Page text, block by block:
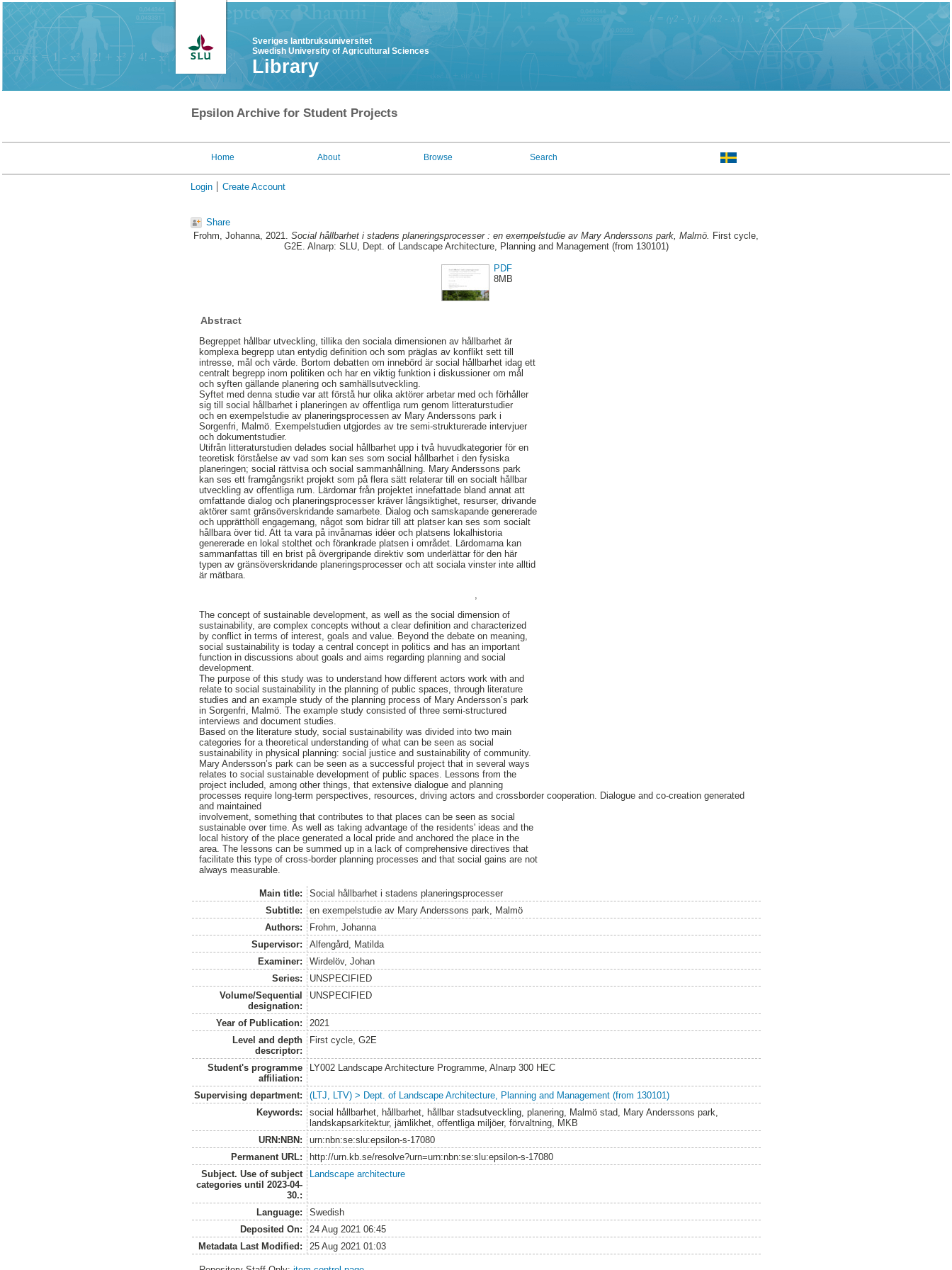
Sveriges lantbruksuniversitet
Swedish University of Agricultural Sciences
Library
Epsilon Archive for Student Projects
Home About Browse Search
Login Create Account
Share
Frohm, Johanna, 2021. Social hållbarhet i stadens planeringsprocesser : en exempelstudie av Mary Anderssons park, Malmö. First cycle,
G2E. Alnarp: SLU, Dept. of Landscape Architecture, Planning and Management (from 130101)
PDF
8MB
Abstract
Begreppet hållbar utveckling, tillika den sociala dimensionen av hållbarhet är
komplexa begrepp utan entydig definition och som präglas av konflikt sett till
intresse, mål och värde. Bortom debatten om innebörd är social hållbarhet idag ett
centralt begrepp inom politiken och har en viktig funktion i diskussioner om mål
och syften gällande planering och samhällsutveckling.
Syftet med denna studie var att förstå hur olika aktörer arbetar med och förhåller
sig till social hållbarhet i planeringen av offentliga rum genom litteraturstudier
och en exempelstudie av planeringsprocessen av Mary Anderssons park i
Sorgenfri, Malmö. Exempelstudien utgjordes av tre semi-strukturerade intervjuer
och dokumentstudier.
Utifrån litteraturstudien delades social hållbarhet upp i två huvudkategorier för en
teoretisk förståelse av vad som kan ses som social hållbarhet i den fysiska
planeringen; social rättvisa och social sammanhållning. Mary Anderssons park
kan ses ett framgångsrikt projekt som på flera sätt relaterar till en socialt hållbar
utveckling av offentliga rum. Lärdomar från projektet innefattade bland annat att
omfattande dialog och planeringsprocesser kräver långsiktighet, resurser, drivande
aktörer samt gränsöverskridande samarbete. Dialog och samskapande genererade
och upprätthöll engagemang, något som bidrar till att platser kan ses som socialt
hållbara över tid. Att ta vara på invånarnas idéer och platsens lokalhistoria
genererade en lokal stolthet och förankrade platsen i området. Lärdomarna kan
sammanfattas till en brist på övergripande direktiv som underlättar för den här
typen av gränsöverskridande planeringsprocesser och att sociala vinster inte alltid
är mätbara.
The concept of sustainable development, as well as the social dimension of
sustainability, are complex concepts without a clear definition and characterized
by conflict in terms of interest, goals and value. Beyond the debate on meaning,
social sustainability is today a central concept in politics and has an important
function in discussions about goals and aims regarding planning and social
development.
The purpose of this study was to understand how different actors work with and
relate to social sustainability in the planning of public spaces, through literature
studies and an example study of the planning process of Mary Andersson’s park
in Sorgenfri, Malmö. The example study consisted of three semi-structured
interviews and document studies.
Based on the literature study, social sustainability was divided into two main
categories for a theoretical understanding of what can be seen as social
sustainability in physical planning: social justice and sustainability of community.
Mary Andersson’s park can be seen as a successful project that in several ways
relates to social sustainable development of public spaces. Lessons from the
project included, among other things, that extensive dialogue and planning
processes require long-term perspectives, resources, driving actors and crossborder cooperation. Dialogue and co-creation generated
and maintained
involvement, something that contributes to that places can be seen as social
sustainable over time. As well as taking advantage of the residents' ideas and the
local history of the place generated a local pride and anchored the place in the
area. The lessons can be summed up in a lack of comprehensive directives that
facilitate this type of cross-border planning processes and that social gains are not
always measurable.
Main title:
Social hållbarhet i stadens planeringsprocesser
Subtitle:
en exempelstudie av Mary Anderssons park, Malmö
Authors:
Frohm, Johanna
Supervisor:
Alfengård, Matilda
Examiner:
Wirdelöv, Johan
Series:
UNSPECIFIED
Volume/Sequential
designation:
UNSPECIFIED
Year of Publication:
2021
Level and depth
descriptor:
First cycle, G2E
Student's programme
affiliation:
LY002 Landscape Architecture Programme, Alnarp 300 HEC
Supervising department:
(LTJ, LTV) > Dept. of Landscape Architecture, Planning and Management (from 130101)
Keywords:
social hållbarhet, hållbarhet, hållbar stadsutveckling, planering, Malmö stad, Mary Anderssons park,
landskapsarkitektur, jämlikhet, offentliga miljöer, förvaltning, MKB
URN:NBN:
urn:nbn:se:slu:epsilon-s-17080
Permanent URL:
http://urn.kb.se/resolve?urn=urn:nbn:se:slu:epsilon-s-17080
Subject. Use of subject
categories until 2023-04-
30.:
Landscape architecture
Language:
Swedish
Deposited On:
24 Aug 2021 06:45
Metadata Last Modified:
25 Aug 2021 01:03